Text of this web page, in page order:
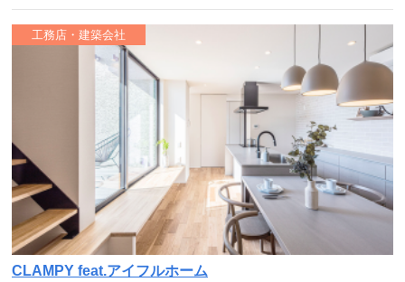
CLAMPY feat.アイフルホーム
工務店・建築会社